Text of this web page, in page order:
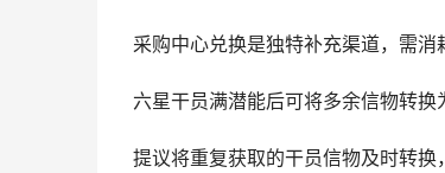
采购中心兑换是独特补充渠道，需消
六星干员满潜能后可将多余信物转换
提议将重复获取的干员信物及时转